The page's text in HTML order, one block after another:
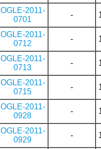
OGLE-2011-
0701
-
OGLE-2011-
0712
-
OGLE-2011-
0713
-
OGLE-2011-
0715
-
OGLE-2011-
0928
-
OGLE-2011-
0929
-